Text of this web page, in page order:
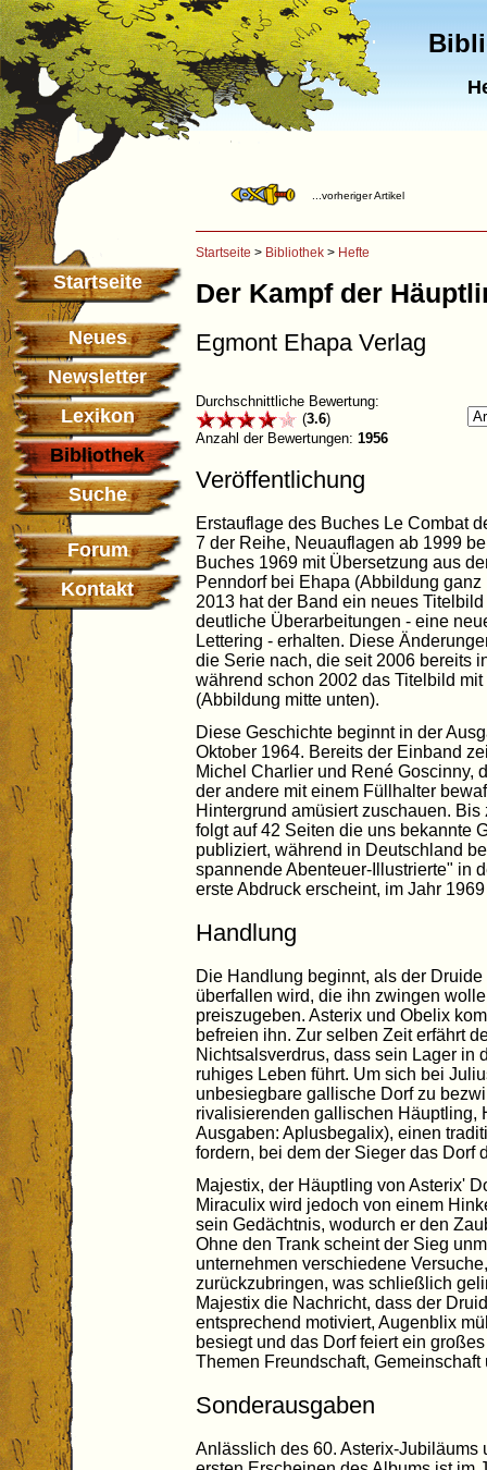
Startseite
Neues
Newsletter
Lexikon
Bibliothek
Suche
Forum
Kontakt
...vorheriger Artikel
Startseite > Bibliothek > Hefte
Der Kampf der
Egmont Ehapa Verlag
Durchschnittliche Bewertung:
(3.6)
Anzahl der Bewertungen: 1956
Veröffentlichung
Erstauflage des Buches Le Combat
7 der Reihe, Neuauflagen ab 1999
Buches 1969 mit Übersetzung aus
Penndorf bei Ehapa (Abbildung
2013 hat der Band ein neues
deutliche Überarbeitungen - eine
Lettering - erhalten. Diese
die Serie nach, die seit 2006 bereits
während schon 2002 das Titelbild
(Abbildung mitte unten).
Diese Geschichte beginnt in der
Oktober 1964. Bereits der Einband
Michel Charlier und René Goscinny,
der andere mit einem Füllhalter
Hintergrund amüsiert zuschauen.
folgt auf 42 Seiten die uns bekannte
publiziert, während in Deutschland
spannende Abenteuer-Illustrierte" in
erste Abdruck erscheint, im Jahr
Handlung
Die Handlung beginnt, als der
überfallen wird, die ihn zwingen
preiszugeben. Asterix und Obelix
befreien ihn. Zur selben Zeit erfährt
Nichtsalsverdrus, dass sein Lager in
ruhiges Leben führt. Um sich bei
unbesiegbare gallische Dorf zu
rivalisierenden gallischen Häuptling,
Ausgaben: Aplusbegalix), einen
fordern, bei dem der Sieger das Dorf
Majestix, der Häuptling von Asterix'
Miraculix wird jedoch von einem
sein Gedächtnis, wodurch er den
Ohne den Trank scheint der Sieg
unternehmen verschiedene
zurückzubringen, was schließlich
Majestix die Nachricht, dass der
entsprechend motiviert, Augenblix
besiegt und das Dorf feiert ein
Themen Freundschaft,
Sonderausgaben
Anlässlich des 60. Asterix-Jubiläums